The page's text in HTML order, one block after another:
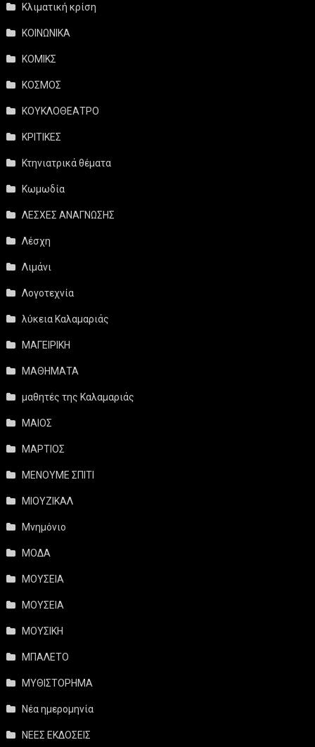
Κλιματική κρίση
ΚΟΙΝΩΝΙΚΑ
ΚΟΜΙΚΣ
ΚΟΣΜΟΣ
ΚΟΥΚΛΟΘΕΑΤΡΟ
ΚΡΙΤΙΚΕΣ
Κτηνιατρικά θέματα
Κωμωδία
ΛΕΣΧΕΣ ΑΝΑΓΝΩΣΗΣ
Λέσχη
Λιμάνι
Λογοτεχνία
λύκεια Καλαμαριάς
ΜΑΓΕΙΡΙΚΗ
ΜΑΘΗΜΑΤΑ
μαθητές της Καλαμαριάς
ΜΑΙΟΣ
ΜΑΡΤΙΟΣ
ΜΕΝΟΥΜΕ ΣΠΙΤΙ
ΜΙΟΥΖΙΚΑΛ
Μνημόνιο
ΜΟΔΑ
ΜΟΥΣΕΙΑ
ΜΟΥΣΕΙΑ
ΜΟΥΣΙΚΗ
ΜΠΑΛΕΤΟ
ΜΥΘΙΣΤΟΡΗΜΑ
Νέα ημερομηνία
ΝΕΕΣ ΕΚΔΟΣΕΙΣ